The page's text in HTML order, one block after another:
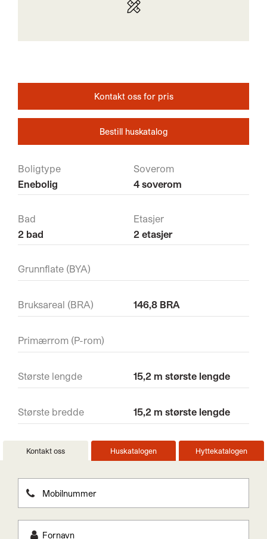
Kontakt oss for pris
Bestill huskatalog
Boligtype
Enebolig
Soverom
4 soverom
Bad
2 bad
Etasjer
2 etasjer
Grunnflate (BYA)
Bruksareal (BRA) 146,8 BRA
Primærrom (P-rom)
Største lengde 15,2 m største lengde
Største bredde 15,2 m største lengde
Kontakt oss Huskatalogen Hyttekatalogen